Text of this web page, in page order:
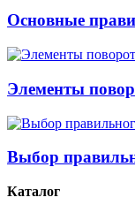
Основные
Элементы
Выбор
Каталог